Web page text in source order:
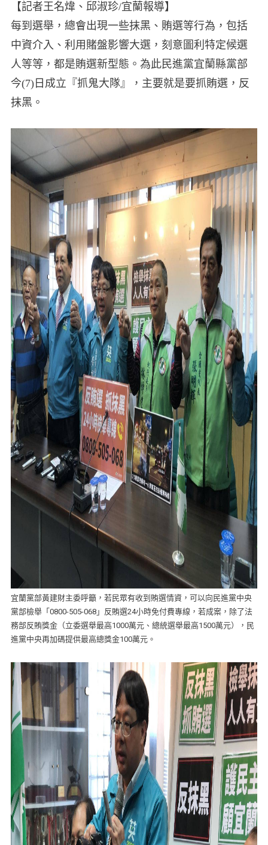
【記者王名煒、邱淑珍/宜蘭報導】
每到選舉，總會出現一些抹黑、賄選等行為，包括
中資介入、利用賭盤影響大選，刻意圖利特定候選
人等等，都是賄選新型態。為此民進黨宜蘭縣黨部
今(7)日成立『抓鬼大隊』，主要就是要抓賄選，反
抹黑。
宜蘭黨部黃建財主委呼籲，若民眾有收到賄選情資，可以向民進黨中央
黨部檢舉「0800-505-068」反賄選24小時免付費專線，若成案，除了法
務部反賄獎金（立委選舉最高1000萬元、總統選舉最高1500萬元），民
進黨中央再加碼提供最高總獎金100萬元。